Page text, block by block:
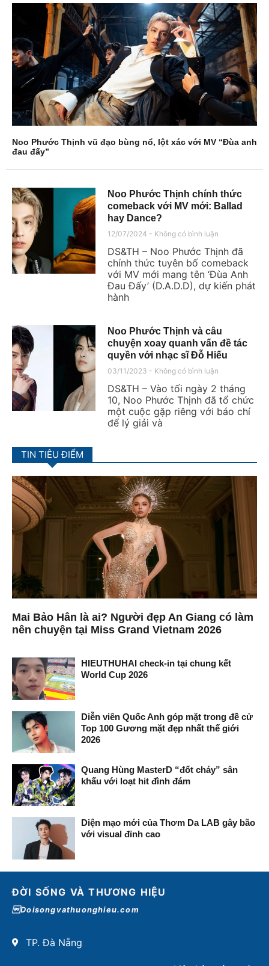
Noo Phước Thịnh vũ đạo bùng nổ, lột xác với MV “Đùa anh
đau đấy”
Noo Phước Thịnh chính thức
comeback với MV mới: Ballad
hay Dance?
12/07/2024 Không có bình luận
DS&TH – Noo Phước Thịnh đã
chính thức tuyên bố comeback
với MV mới mang tên ‘Đùa Anh
Đau Đấy’ (D.A.D.D), dự kiến phát
hành
Noo Phước Thịnh và câu
chuyện xoay quanh vấn đề tác
quyền với nhạc sĩ Đỗ Hiếu
03/11/2023 Không có bình luận
DS&TH – Vào tối ngày 2 tháng
10, Noo Phước Thịnh đã tổ chức
một cuộc gặp riêng với báo chí
để lý giải và
TIN TIÊU ĐIỂM
Mai Bảo Hân là ai? Người đẹp An Giang có làm
nên chuyện tại Miss Grand Vietnam 2026
HIEUTHUHAI check-in tại chung kết
World Cup 2026
Diễn viên Quốc Anh góp mặt trong đề cử
Top 100 Gương mặt đẹp nhất thế giới
2026
Quang Hùng MasterD “đốt cháy” sân
khấu với loạt hit đình đám
Diện mạo mới của Thơm Da LAB gây bão
với visual đỉnh cao
ĐỜI SỐNG VÀ THƯƠNG HIỆU
Doisongvathuonghieu.com
TP. Đà Nẵng